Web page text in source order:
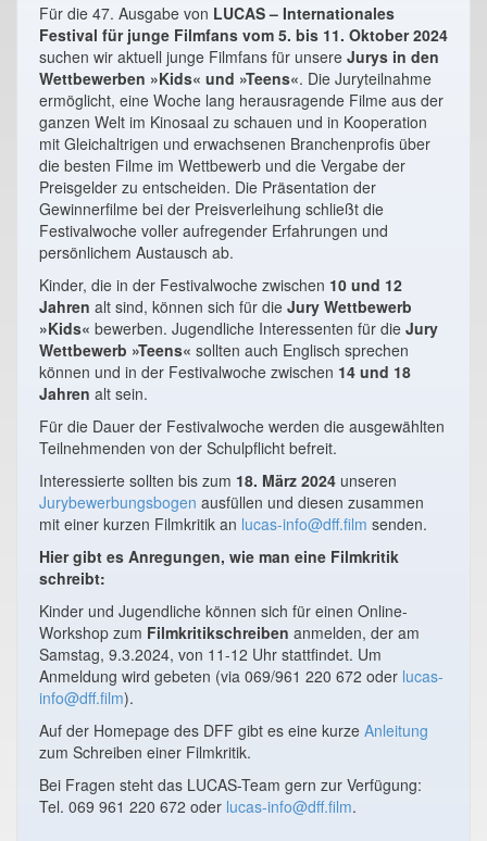
Für die 47. Ausgabe von LUCAS – Internationales
Festival für junge Filmfans vom 5. bis 11. Oktober 2024
suchen wir aktuell junge Filmfans für unsere Jurys in den
Wettbewerben »Kids« und »Teens«. Die Juryteilnahme
ermöglicht, eine Woche lang herausragende Filme aus der
ganzen Welt im Kinosaal zu schauen und in Kooperation
mit Gleichaltrigen und erwachsenen Branchenprofis über
die besten Filme im Wettbewerb und die Vergabe der
Preisgelder zu entscheiden. Die Präsentation der
Gewinnerfilme bei der Preisverleihung schließt die
Festivalwoche voller aufregender Erfahrungen und
persönlichem Austausch ab.
Kinder, die in der Festivalwoche zwischen 10 und 12
Jahren alt sind, können sich für die Jury Wettbewerb
»Kids« bewerben. Jugendliche Interessenten für die Jury
Wettbewerb »Teens« sollten auch Englisch sprechen
können und in der Festivalwoche zwischen 14 und 18
Jahren alt sein.
Für die Dauer der Festivalwoche werden die ausgewählten
Teilnehmenden von der Schulpflicht befreit.
Interessierte sollten bis zum 18. März 2024 unseren
Jurybewerbungsbogen ausfüllen und diesen zusammen
mit einer kurzen Filmkritik an lucas-info@dff.film senden.
Hier gibt es Anregungen, wie man eine Filmkritik
schreibt:
Kinder und Jugendliche können sich für einen Online-
Workshop zum Filmkritikschreiben anmelden, der am
Samstag, 9.3.2024, von 11-12 Uhr stattfindet. Um
Anmeldung wird gebeten (via 069/961 220 672 oder lucas-
info@dff.film).
Auf der Homepage des DFF gibt es eine kurze Anleitung
zum Schreiben einer Filmkritik.
Bei Fragen steht das LUCAS-Team gern zur Verfügung:
Tel. 069 961 220 672 oder lucas-info@dff.film.